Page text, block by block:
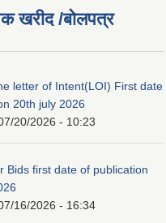
खरीद /बोलपत्र
letter of Intent(LOI) First date
20th july 2026
20/2026 - 10:23
Bids first date of publication
16/2026 - 16:34